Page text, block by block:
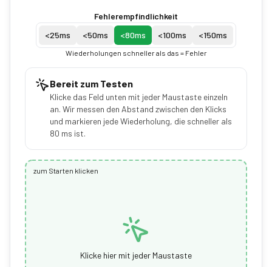
Fehlerempfindlichkeit
<25ms <50ms <80ms <100ms <150ms
Wiederholungen schneller als das = Fehler
Bereit zum Testen
Klicke das Feld unten mit jeder Maustaste einzeln
an. Wir messen den Abstand zwischen den Klicks
und markieren jede Wiederholung, die schneller als
80 ms ist.
zum Starten klicken
Klicke hier mit jeder Maustaste